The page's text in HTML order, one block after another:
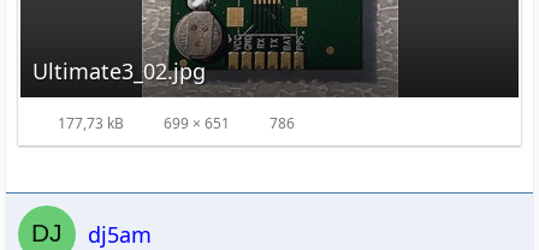
Ultimate3_02.jpg
177,73 kB 699 × 651 786
dj5am